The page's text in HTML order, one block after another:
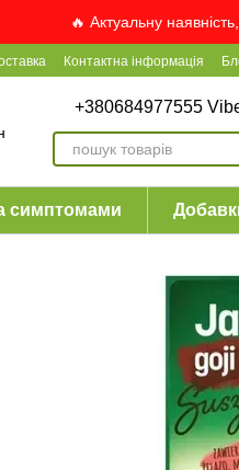
🔥 Актуальну
Контактна інформація
+380684977555
симптомами